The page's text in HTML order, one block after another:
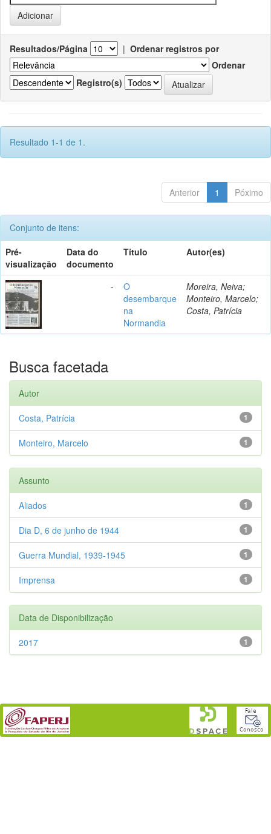
Resultados/Página | Ordenar registros por
Ordenar
Registro(s)
Resultado 1-1 de 1.
Anterior 1 Póximo
Conjunto de itens:
Pré-
visualização
Data do
documento
Título Autor(es)
-
O
desembarque
na
Normandia
Moreira, Neiva;
Monteiro, Marcelo;
Costa, Patrícia
Busca facetada
Autor
1
Costa, Patrícia
1
Monteiro, Marcelo
Assunto
1
Aliados
1
Dia D, 6 de junho de 1944
1
Guerra Mundial, 1939-1945
1
Imprensa
Data de Disponibilização
1
2017